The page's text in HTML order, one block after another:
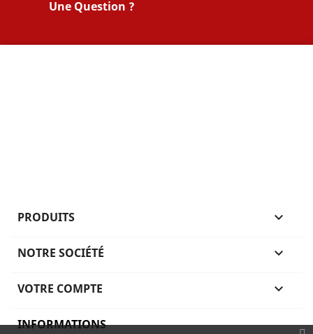
Une Question ?
PRODUITS 
NOTRE SOCIÉTÉ 
VOTRE COMPTE 
INFORMATIONS